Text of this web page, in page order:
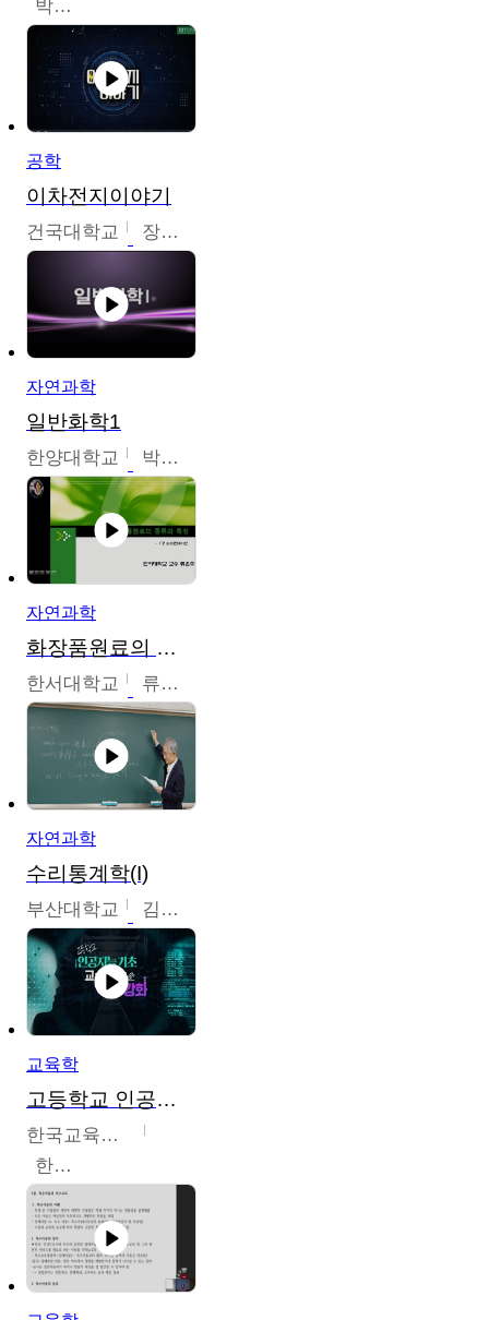
박수현
공학
이차전지이야기
건국대학교 장호현
자연과학
일반화학1
한양대학교 박경호
자연과학
화장품원료의 종류와 특성
한서대학교 류은주
자연과학
수리통계학(I)
부산대학교 김충락
교육학
고등학교 인공지능 기초 교수ㆍ학습 역량 강화
한국교육학술정보원
한국교육학술정보원